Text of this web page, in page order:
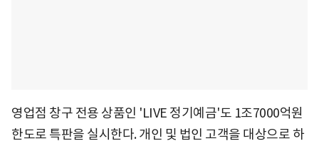
영업점 창구 전용 상품인 'LIVE 정기예금'도 1조7000억원
한도로 특판을 실시한다. 개인 및 법인 고객을 대상으로 하